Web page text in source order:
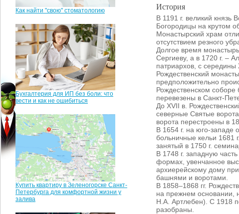
Как найти "свою" стоматологию
Бухгалтерия для ИП без боли: что
вести и как не ошибиться
Купить квартиру в Зеленогорске Санкт-
Петербурга для комфортной жизни у
залива
История
В 1191 г. великий
Богородицы на крутом
Монастырский храм
отсутствием резного
Долгое время
Сергиеву, а в 1720 г. –
патриархов, с середины
Рождественский
предположительно
Рождественском соборе
перевезены в Санкт-
До XVII в.
северные Святые
ворота перестроены в
В 1654 г. на юго-западе
больничные кельи 1681
занятый в 1750 г.
В 1748 г. западную
формах, увенчанное
архиерейскому дому
башнями и воротами.
В 1858–1868 гг.
на прежнем основании,
Н.А. Артлебен). С 1918
разобраны.